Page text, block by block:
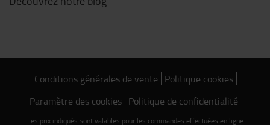
Conditions générales de vente Politique cookies
Paramètre des cookies Politique de confidentialité
Les prix indiqués sont valables pour les commandes effectuées en ligne